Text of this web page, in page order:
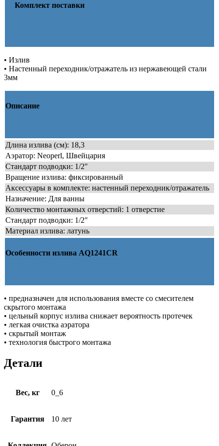
Комплект поставки
• Излив
• Настенный переходник/отражатель из нержавеющей стали
3мм
Описание
Длина излива (см): 18,3
Аэратор: Neoperl, Швейцария
Стандарт подводки: 1/2″
Вращение излива: фиксированный
Аксессуары в комплекте: настенный переходник/отражатель
Назначение: Для ванны
Количество монтажных отверстий: 1 отверстие
Стандарт подводки: 1/2″
Материал излива: латунь
Особенности излива AQ1241CR
• предназначен для использования вместе со смесителем
скрытого монтажа
• цельный корпус излива снижает вероятность протечек
• легкая очистка аэратора
• скрытый монтаж
• технология быстрого монтажа
Детали
Вес, кг 0_6
Гарантия 10 лет